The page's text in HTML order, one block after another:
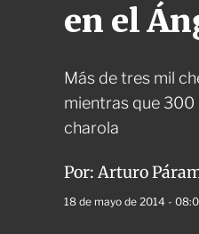
en el
Más de tres mil
mientras que 300
charola
Por:Arturo
18 de mayo de 2014 -